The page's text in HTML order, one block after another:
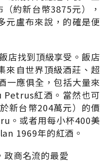
約新台幣3875元），
元盧布來說，的確是便
店找到頂級享受。飯店
來自世界頂級酒莊、超
一應俱全，包括大量來
Petrus紅酒。當然也可
新台幣204萬元）的價
。或者用每小杯400美
1969年的紅酒。
商名流的最愛